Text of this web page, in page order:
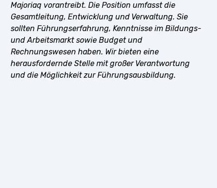
Majoriaq vorantreibt. Die Position umfasst die
Gesamtleitung, Entwicklung und Verwaltung. Sie
sollten Führungserfahrung, Kenntnisse im Bildungs-
und Arbeitsmarkt sowie Budget und
Rechnungswesen haben. Wir bieten eine
herausfordernde Stelle mit großer Verantwortung
und die Möglichkeit zur Führungsausbildung.